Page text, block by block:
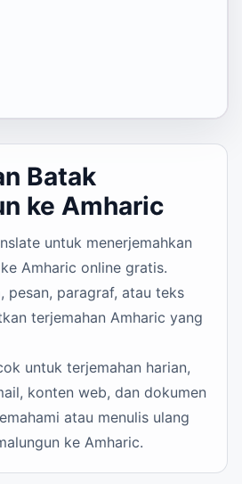
Batak
ke Amharic
untuk menerjemahkan
Amharic online gratis.
pesan, paragraf, atau teks
terjemahan Amharic yang
untuk terjemahan harian,
konten web, dan dokumen
atau menulis ulang
ke Amharic.